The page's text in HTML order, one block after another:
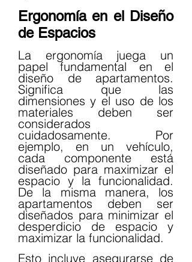
Ergonomía en el Diseño
de Espacios
La ergonomía juega un
papel fundamental en el
diseño de apartamentos.
Significa que las
dimensiones y el uso de los
materiales deben ser
considerados
cuidadosamente. Por
ejemplo, en un vehículo,
cada componente está
diseñado para maximizar el
espacio y la funcionalidad.
De la misma manera, los
apartamentos deben ser
diseñados para minimizar el
desperdicio de espacio y
maximizar la funcionalidad.
Esto incluye asegurarse de